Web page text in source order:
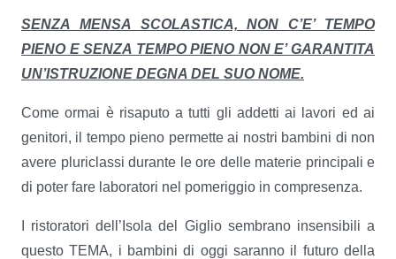
SENZA MENSA SCOLASTICA, NON C’E’ TEMPO
PIENO E SENZA TEMPO PIENO NON E’ GARANTITA
UN’ISTRUZIONE DEGNA DEL SUO NOME.
Come ormai è risaputo a tutti gli addetti ai lavori ed ai
genitori, il tempo pieno permette ai nostri bambini di non
avere pluriclassi durante le ore delle materie principali e
di poter fare laboratori nel pomeriggio in compresenza.
I ristoratori dell’Isola del Giglio sembrano insensibili a
questo TEMA, i bambini di oggi saranno il futuro della